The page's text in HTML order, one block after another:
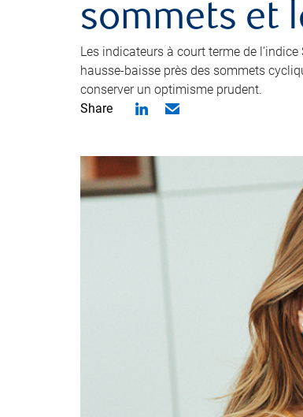
sommets et
Les indicateurs à court terme de
hausse-baisse près des sommets
conserver un optimisme prudent.
Share